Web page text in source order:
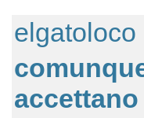
elgatoloco